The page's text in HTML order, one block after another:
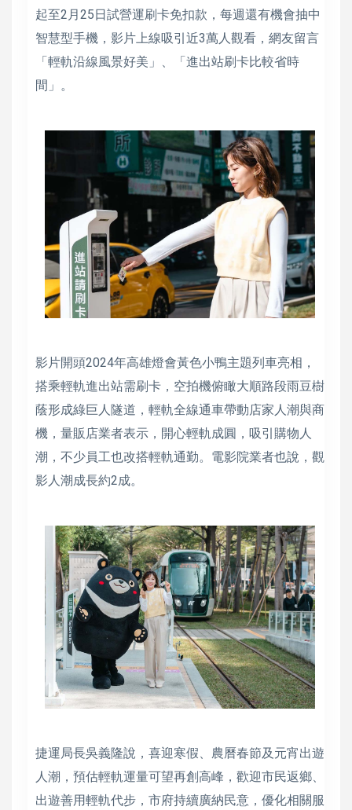
起至2月25日試營運刷卡免扣款，每週還有機會抽中
智慧型手機，影片上線吸引近3萬人觀看，網友留言
「輕軌沿線風景好美」、「進出站刷卡比較省時
間」。
影片開頭2024年高雄燈會黃色小鴨主題列車亮相，
搭乘輕軌進出站需刷卡，空拍機俯瞰大順路段雨豆樹
蔭形成綠巨人隧道，輕軌全線通車帶動店家人潮與商
機，量販店業者表示，開心輕軌成圓，吸引購物人
潮，不少員工也改搭輕軌通勤。電影院業者也說，觀
影人潮成長約2成。
捷運局長吳義隆說，喜迎寒假、農曆春節及元宵出遊
人潮，預估輕軌運量可望再創高峰，歡迎市民返鄉、
出遊善用輕軌代步，市府持續廣納民意，優化相關服